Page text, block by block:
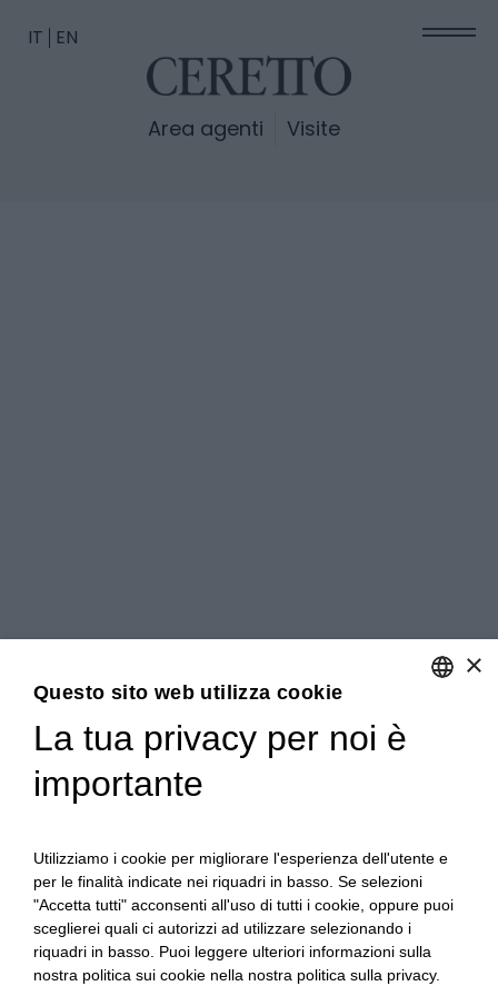
Area agenti Visite
IT EN
×
Questo sito web utilizza cookie
La tua privacy per noi è
importante
Utilizziamo i cookie per migliorare l'esperienza dell'utente e
per le finalità indicate nei riquadri in basso. Se selezioni
"Accetta tutti" acconsenti all'uso di tutti i cookie, oppure puoi
sceglierei quali ci autorizzi ad utilizzare selezionando i
riquadri in basso. Puoi leggere ulteriori informazioni sulla
nostra politica sui cookie nella nostra politica sulla privacy.